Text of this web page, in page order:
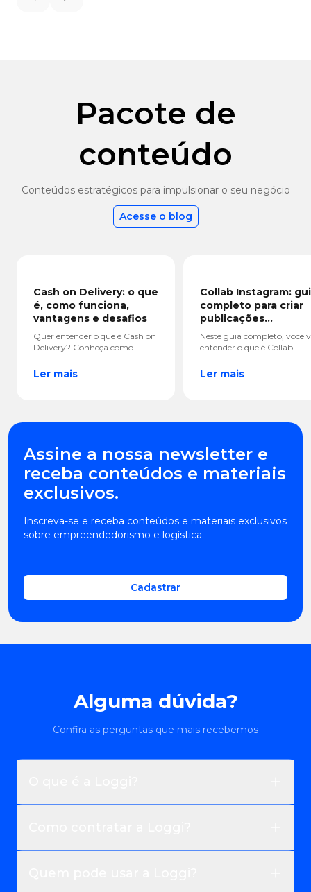
Previous slide
Pacote de
conteúdo
Conteúdos estratégicos para impulsionar o seu negócio
Acesse o blog
Cash on Delivery: o que
é, como funciona,
vantagens e desafios
Quer entender o que é Cash on
Delivery? Conheça como
pagamento na entrega e veja
se ele pode ser uma boa
Ler mais
Collab Instagram:
completo para criar
publicações
colaborativas
Neste guia completo, você
entender o que é Collab
colaborativos, aceitar
usar o recurso pelo Meta
Ler mais
Assine a nossa newsletter e
receba conteúdos e materiais
exclusivos.
Inscreva-se e receba conteúdos e materiais exclusivos
sobre empreendedorismo e logística.
Cadastrar
Alguma dúvida?
Confira as perguntas que mais recebemos